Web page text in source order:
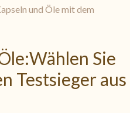
und Öle mit dem
Sie
Testsieger aus